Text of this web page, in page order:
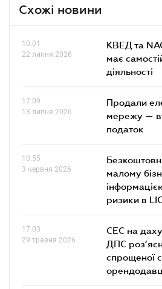
Схожі новини
10.01
22 липня 2026
КВЕД та
має
діяльності
17.09
13 липня 2026
Продали
мережу —
податок
10.55
3 червня 2026
малому
ризики в
17.03
29 травня 2026
СЕС на
ДПС
спрощеної